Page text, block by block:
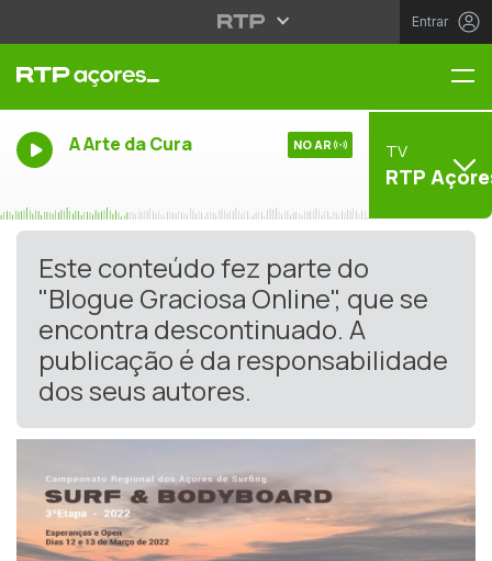
Entrar
A Arte da Cura NO AR TV
RTP
Este conteúdo fez parte do
"Blogue Graciosa Online", que se
encontra descontinuado. A
publicação é da responsabilidade
dos seus autores.